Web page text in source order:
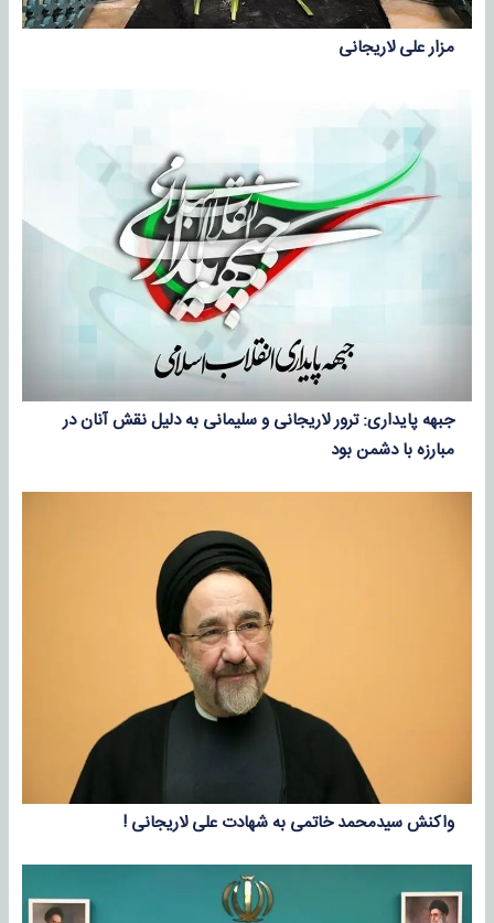
مزار علی لاریجانی
جبهه پایداری: ترور لاریجانی و سلیمانی به دلیل نقش آنان در
مبارزه با دشمن بود
واکنش سیدمحمد خاتمی به شهادت علی لاریجانی !